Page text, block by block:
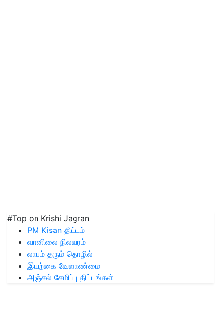
#Top on Krishi Jagran
PM Kisan திட்டம்
வானிலை நிலவரம்
லாபம் தரும் தொழில்
இயற்கை வேளாண்மை
அஞ்சல் சேமிப்பு திட்டங்கள்